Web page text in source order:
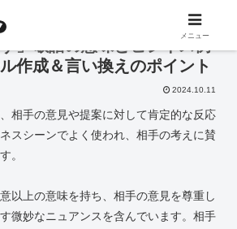
」敬語の意味とビジネス例
作成＆言い換えのポイント
2024.10.11
相手の意見や提案に対して肯定的な反応
スシーンでよく使われ、相手の考えに賛
。
以上の意味を持ち、相手の意見を尊重し
微妙なニュアンスを含んでいます。相手
メニュー